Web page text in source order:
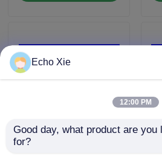
私達に連絡しなさい
10mL ガラスびんのラベル
ルラベル オーダーメイ
生殖不能の注入のびん
Echo Xie
12:00 PM
Good day, what product are you
for?